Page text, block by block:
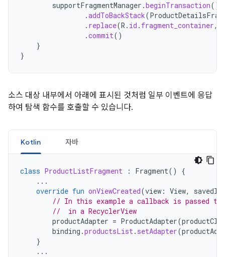
supportFragmentManager .beginTransaction()
.addToBackStack(
. replace(R . id . fragment_container,
.commit()
}
}
소스 대상 내부에서 아래에 표시된 것처럼 일부 이벤트에 응답
하여 탐색 함수를 호출할 수 있습니다.
Kotlin 자바
class ProductListFragment : Fragment()
{
...
override fun onViewCreated(view : View,
// In this example a callback is passed to
//  in a RecyclerView
productAdapter = ProductAdapter(
binding .productsList. setAdapter(
}
...